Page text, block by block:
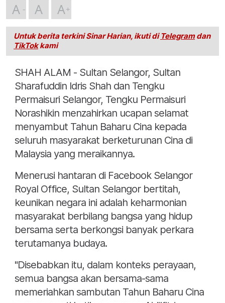
A A A
Untuk berita terkini Sinar Harian, ikuti di Telegramdan
TikTokkami
SHAH ALAM - Sultan Selangor, Sultan
Sharafuddin Idris Shah dan Tengku
Permaisuri Selangor, Tengku Permaisuri
Norashikin menzahirkan ucapan selamat
menyambut Tahun Baharu Cina kepada
seluruh masyarakat berketurunan Cina di
Malaysia yang meraikannya.
Menerusi hantaran di Facebook Selangor
Royal Office, Sultan Selangor bertitah,
keunikan negara ini adalah keharmonian
masyarakat berbilang bangsa yang hidup
bersama serta berkongsi banyak perkara
terutamanya budaya.
"Disebabkan itu, dalam konteks perayaan,
semua bangsa akan bersama-sama
memeriahkan sambutan Tahun Baharu Cina